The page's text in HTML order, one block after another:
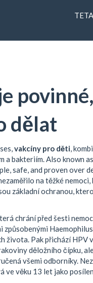
povinné,
dělat
vakcíny pro děti,
a bakteriím. Also known as
safe, and proven over
na těžké
základní ochranou,
chrání před šesti
života. Pak přicházíHPV
děložního čípku,
všemi odborníky.
ve věku 13 let jako